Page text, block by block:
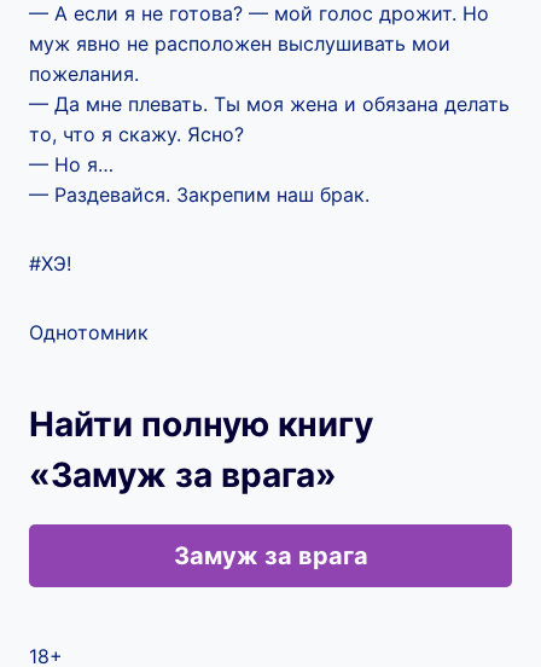
— А если я не готова? — мой голос дрожит. Но
муж явно не расположен выслушивать мои
пожелания.
— Да мне плевать. Ты моя жена и обязана делать
то, что я скажу. Ясно?
— Но я…
— Раздевайся. Закрепим наш брак.
#ХЭ!
Однотомник
Найти полную книгу
«Замуж за врага»
Замуж за врага
18+